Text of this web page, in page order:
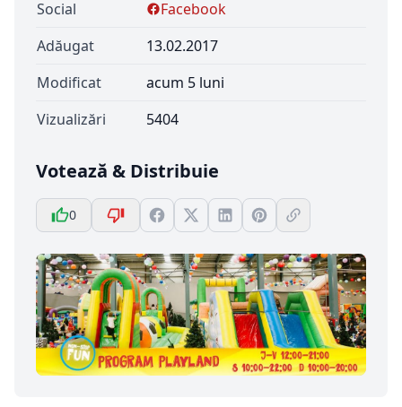
Social
Facebook
Adăugat
13.02.2017
Modificat
acum 5 luni
Vizualizări
5404
Votează & Distribuie
0